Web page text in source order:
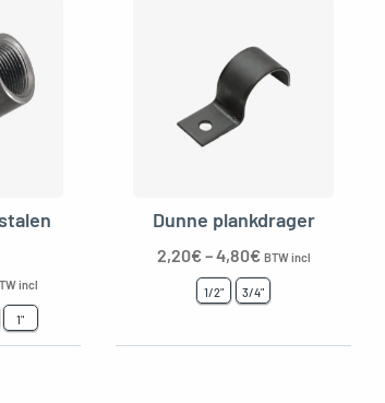
incl
1"
Dunne plankdrager
2,20€–4,80€ BTW incl
1/2" 3/4"